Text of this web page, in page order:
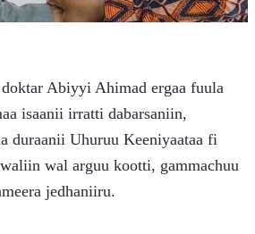
Abiyyi Ahimad ergaa fuula
isaanii irratti dabarsaniin,
duraanii Uhuruu Keeniyaataa fi
wal arguu kootti, gammachuu
jedhaniiru.